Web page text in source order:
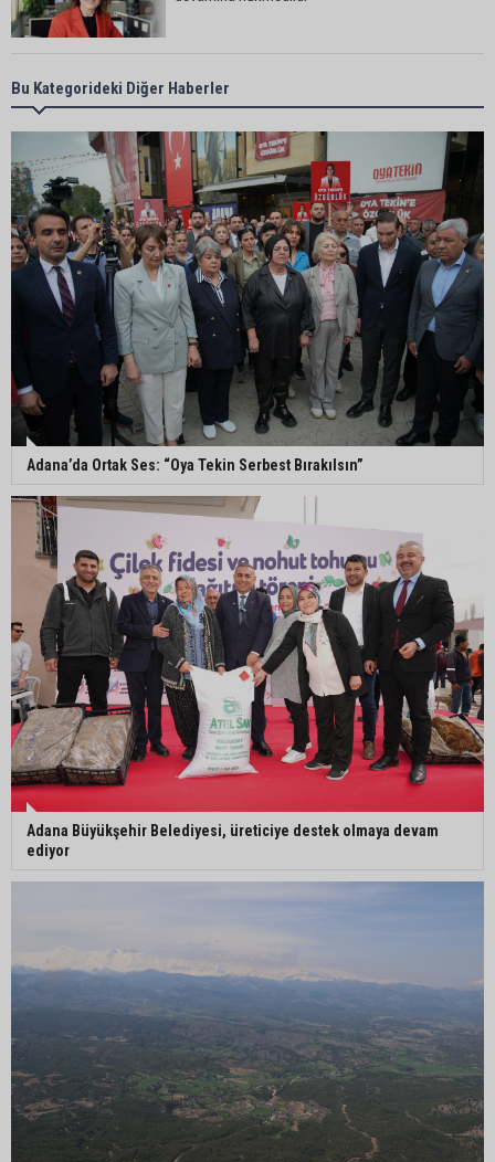
Adana’da taziye evinde silahlı kavga kamerada:
Çok sayıda polis ekibi olay yerine sevk edildi
Adana’da parktaki OED cihazını çalan şüpheli
tutuklandı
Seyhan’da fırın ve pastanelere hijyen denetimi
gerçekleştirildi
Eski polis memuru Ergün Karakaya’nın
öldürüldüğü silahlı kavganın görüntüleri ortaya
çıktı
İmamoğlu’nda hijyen ve etiket kontrolü
Mustafa Özkan: "Yüreğir Belediye Başkan
Vekilliği seçimine ilişkin hukuki süreç başlatıldı"
Bu Kategorideki Diğer Haberler
Adana’da Ortak Ses: “Oya Tekin Serbest Bırakılsın”
Adana Büyükşehir Belediyesi, üreticiye destek olmaya devam
ediyor